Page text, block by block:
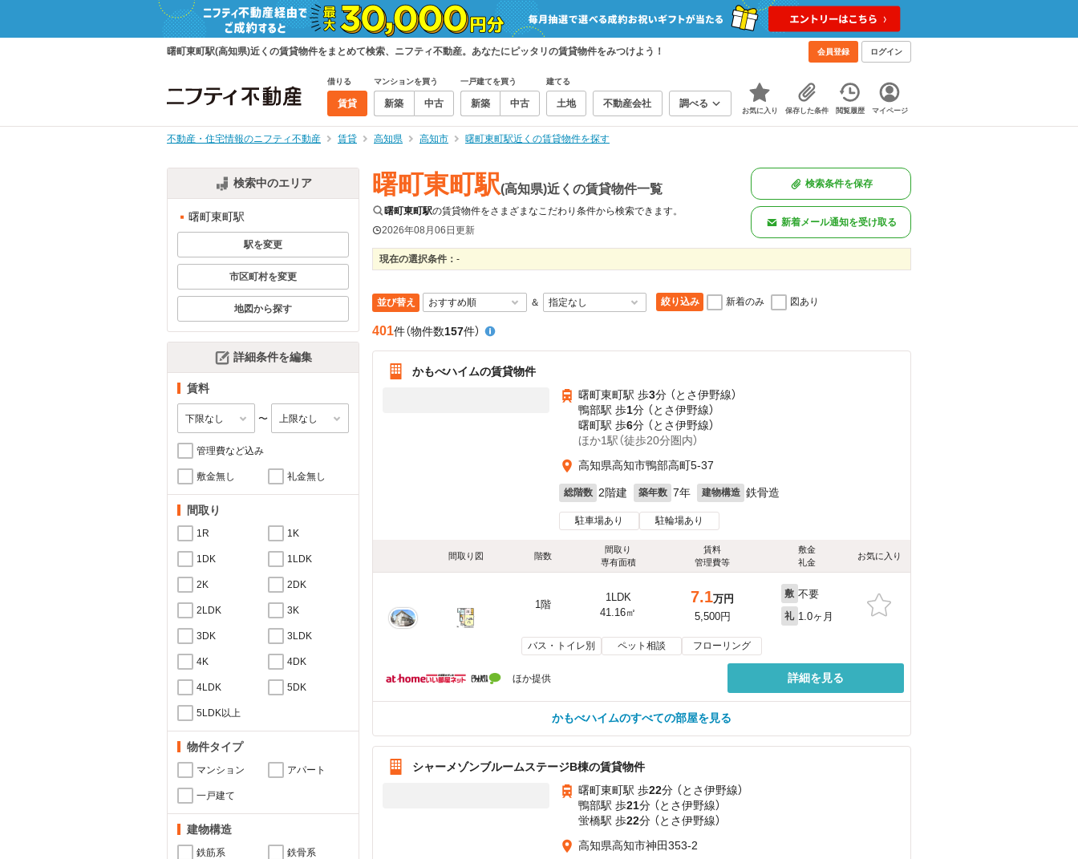
曙町東町駅(高知県)近くの賃貸物件をまとめて検索、ニフティ不動産。あなたにピッタリの賃貸物件をみつけよう！ 会員登録 ログイン
借りる
賃貸
マンションを買う
新築 中古
一戸建てを買う
新築 中古
建てる
土地 不動産会社 調べる
お気に入り 保存した条件 閲覧履歴 マイページ
不動産・住宅情報のニフティ不動産 賃貸 高知県 高知市 曙町東町駅近くの賃貸物件を探す
検索中のエリア
曙町東町駅
駅を変更
市区町村を変更
地図から探す
詳細条件を編集
賃料
〜
管理費など込み
敷金無し 礼金無し
間取り
1R 1K
1DK 1LDK
2K 2DK
2LDK 3K
3DK 3LDK
4K 4DK
4LDK 5DK
5LDK以上
物件タイプ
マンション アパート
一戸建て
建物構造
鉄筋系 鉄骨系
曙町東町駅(高知県)近くの賃貸物件一覧
曙町東町駅の賃貸物件をさまざまなこだわり条件から検索できます。
2026年08月06日更新
検索条件を保存
新着メール通知を受け取る
現在の選択条件： -
並び替え ＆ 絞り込み 新着のみ 図あり
401件（物件数157件）
かもべハイムの賃貸物件
曙町東町駅 歩3分 （とさ伊野線）
鴨部駅 歩1分 （とさ伊野線）
曙町駅 歩6分 （とさ伊野線）
ほか1駅（徒歩20分圏内）
高知県高知市鴨部高町5-37
総階数 2階建 築年数 7年 建物構造 鉄骨造
駐車場あり 駐輪場あり
間取り図 階数
間取り
専有面積
賃料
管理費等
敷金
礼金
お気に入り
1階
1LDK
41.16㎡
7.1万円
5,500円
敷 不要
礼 1.0ヶ月
バス・トイレ別 ペット相談 フローリング
ほか提供 詳細を見る
かもべハイムのすべての部屋を見る
シャーメゾンブルームステージB棟の賃貸物件
曙町東町駅 歩22分 （とさ伊野線）
鴨部駅 歩21分 （とさ伊野線）
蛍橋駅 歩22分 （とさ伊野線）
高知県高知市神田353-2